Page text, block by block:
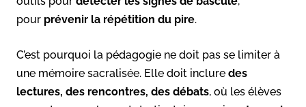
pour prévenir la répétition du pire.
C’est pourquoi la pédagogie ne doit pas se limiter à
une mémoire sacralisée. Elle doit inclure des
lectures, des rencontres, des débats, où les élèves